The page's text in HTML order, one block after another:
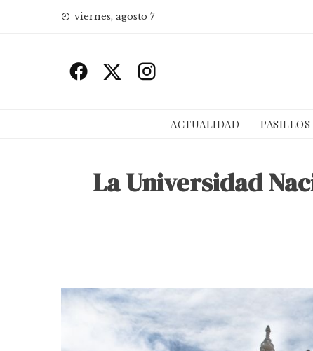
viernes, agosto 7
ACTUALIDAD
La Universidad